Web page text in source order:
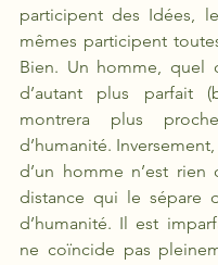
participent des Idées,
mêmes participent
Bien. Un homme, quel
d’autant plus parfait
montrera plus
d’humanité.
d’un homme n’est rien
distance qui le sépare
d’humanité. Il est
ne coïncide pas